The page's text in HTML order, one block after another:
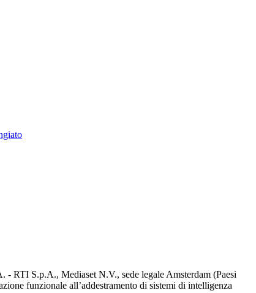
RTI S.p.A., Mediaset N.V., sede legale Amsterdam (Paesi
funzionale all’addestramento di sistemi di intelligenza